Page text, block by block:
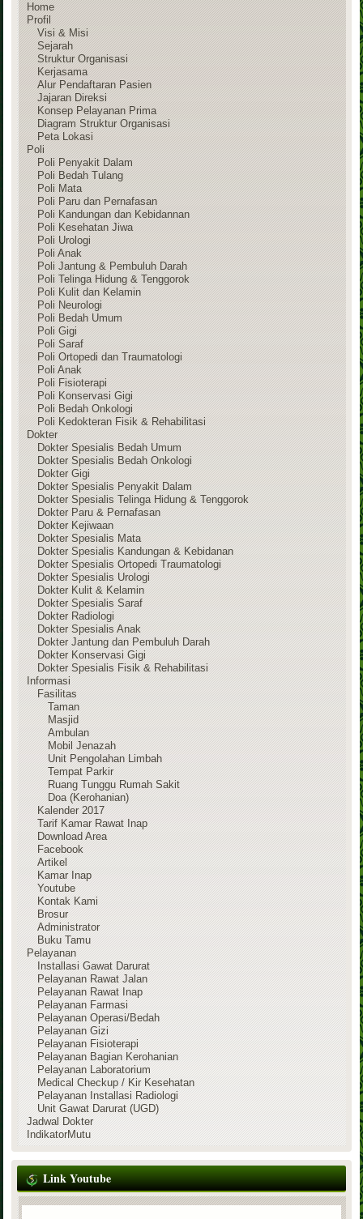
Home
Profil
Visi & Misi
Sejarah
Struktur Organisasi
Kerjasama
Alur Pendaftaran Pasien
Jajaran Direksi
Konsep Pelayanan Prima
Diagram Struktur Organisasi
Peta Lokasi
Poli
Poli Penyakit Dalam
Poli Bedah Tulang
Poli Mata
Poli Paru dan Pernafasan
Poli Kandungan dan Kebidannan
Poli Kesehatan Jiwa
Poli Urologi
Poli Anak
Poli Jantung & Pembuluh Darah
Poli Telinga Hidung & Tenggorok
Poli Kulit dan Kelamin
Poli Neurologi
Poli Bedah Umum
Poli Gigi
Poli Saraf
Poli Ortopedi dan Traumatologi
Poli Anak
Poli Fisioterapi
Poli Konservasi Gigi
Poli Bedah Onkologi
Poli Kedokteran Fisik & Rehabilitasi
Dokter
Dokter Spesialis Bedah Umum
Dokter Spesialis Bedah Onkologi
Dokter Gigi
Dokter Spesialis Penyakit Dalam
Dokter Spesialis Telinga Hidung & Tenggorok
Dokter Paru & Pernafasan
Dokter Kejiwaan
Dokter Spesialis Mata
Dokter Spesialis Kandungan & Kebidanan
Dokter Spesialis Ortopedi Traumatologi
Dokter Spesialis Urologi
Dokter Kulit & Kelamin
Dokter Spesialis Saraf
Dokter Radiologi
Dokter Spesialis Anak
Dokter Jantung dan Pembuluh Darah
Dokter Konservasi Gigi
Dokter Spesialis Fisik & Rehabilitasi
Informasi
Fasilitas
Taman
Masjid
Ambulan
Mobil Jenazah
Unit Pengolahan Limbah
Tempat Parkir
Ruang Tunggu Rumah Sakit
Doa (Kerohanian)
Kalender 2017
Tarif Kamar Rawat Inap
Download Area
Facebook
Artikel
Kamar Inap
Youtube
Kontak Kami
Brosur
Administrator
Buku Tamu
Pelayanan
Installasi Gawat Darurat
Pelayanan Rawat Jalan
Pelayanan Rawat Inap
Pelayanan Farmasi
Pelayanan Operasi/Bedah
Pelayanan Gizi
Pelayanan Fisioterapi
Pelayanan Bagian Kerohanian
Pelayanan Laboratorium
Medical Checkup / Kir Kesehatan
Pelayanan Installasi Radiologi
Unit Gawat Darurat (UGD)
Jadwal Dokter
IndikatorMutu
Link Youtube